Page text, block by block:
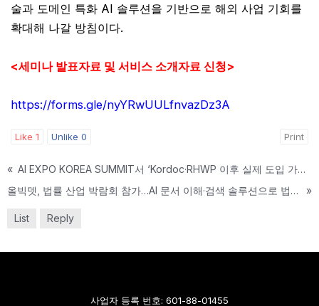
술과 도메인 특화 AI 솔루션을 기반으로 해외 사업 기회를
확대해 나갈 방침이다.
<세미나 발표자료 및 서비스 소개자료 신청>
https://forms.gle/nyYRwUULfnvazDz3A
Like 1 Unlike 0 Print
«
AI EXPO KOREA SUMMIT서 ‘Kordoc·RHWP 이후 실제 도입 가능한 문서 AI’ 제시… DATALUX·DATANOVA로 기업 AI 활용 고도화
올빅뎃, 법률 산업 박람회 참가…AI 문서 이해·검색 솔루션으로 법률 AI 활용 가능성 제시
»
List Reply
사업자 등록 번호: 601-88-01455